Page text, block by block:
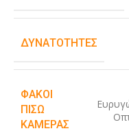
ΔΥΝΑΤΌΤΗΤΕΣ
ΦΑΚΟΊ
ΠΊΣΩ
ΚΆΜΕΡΑΣ